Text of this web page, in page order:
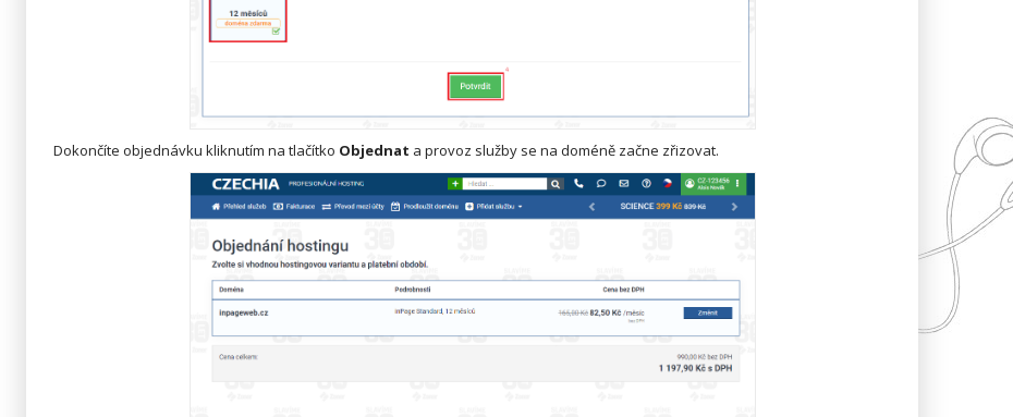
Dokončíte objednávku kliknutím na tlačítko Objednat a provoz služby se na doméně začne zřizovat.